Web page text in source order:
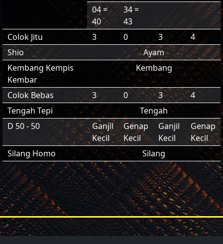
04 =
40
34 =
43
Colok Jitu
3 0 3
4
Shio
Ayam
Kembang Kempis
Kembar
Kembang
Colok Bebas 3 0 3
4
Tengah Tepi
Tengah
D 50 - 50
Ganjil
Kecil
Genap
Kecil
Ganjil
Kecil
Genap
Kecil
Silang Homo
Silang